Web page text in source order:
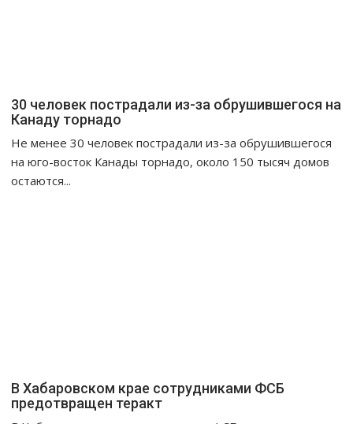
30 человек пострадали из-за обрушившегося на
Канаду торнадо
Не менее 30 человек пострадали из-за обрушившегося
на юго-восток Канады торнадо, около 150 тысяч домов
остаются...
В Хабаровском крае сотрудниками ФСБ
предотвращен теракт